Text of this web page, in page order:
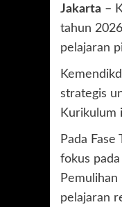
Jakarta –
tahun
pelajaran
strategis
Kurikulum
Pada
fokus
pelajaran